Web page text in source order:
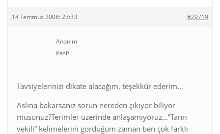
14 Temmuz 2008: 23:33 #29719
Anonim
Pasif
Tavsiyelerinizi dikate alacağım, teşekkür ederim…
Aslına bakarsanız sorun nereden çıkıyor biliyor
musunuz?Terimler üzerinde anlaşamıyoruz…”Tanrı
vekili” kelimelerini gördüğüm zaman ben çok farklı